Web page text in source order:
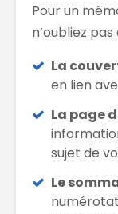
Pour un
n’oubliez
La
en lien
La page
sujet de
Le